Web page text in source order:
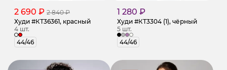
2 690 ₽ 2 840 ₽
Худи #КТ36361, красный
4 шт.
44/46
1 280 ₽
Худи #КТ3304 (1), чёрный
5 шт.
44/46